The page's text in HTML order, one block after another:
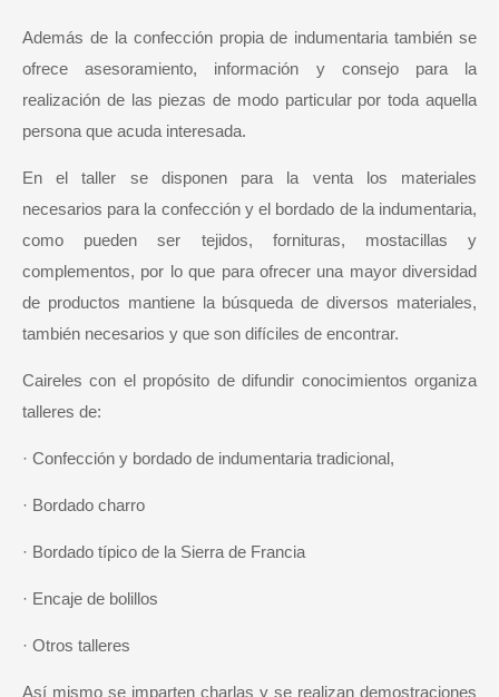
Además de la confección propia de indumentaria también se
ofrece asesoramiento, información y consejo para la
realización de las piezas de modo particular por toda aquella
persona que acuda interesada.
En el taller se disponen para la venta los materiales
necesarios para la confección y el bordado de la indumentaria,
como pueden ser tejidos, fornituras, mostacillas y
complementos, por lo que para ofrecer una mayor diversidad
de productos mantiene la búsqueda de diversos materiales,
también necesarios y que son difíciles de encontrar.
Caireles con el propósito de difundir conocimientos organiza
talleres de:
· Confección y bordado de indumentaria tradicional,
· Bordado charro
· Bordado típico de la Sierra de Francia
· Encaje de bolillos
· Otros talleres
Así mismo se imparten charlas y se realizan demostraciones